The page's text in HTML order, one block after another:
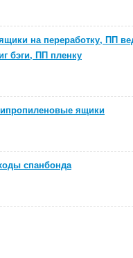
на переработку, ПП
бэги, ПП пленку
ящики
спанбонда